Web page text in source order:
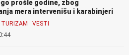
prošle godine, zbog
mera intervenišu i karabinjeri
TURIZAM VESTI